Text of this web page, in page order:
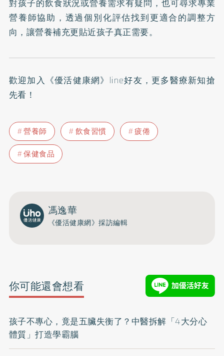
對孩子的飲食狀況或營養需求有疑問，也可尋求專業
營養師協助，透過個別化評估找到更適合的調整方
向，讓營養補充更貼近孩子真正需要。
歡迎加入 《優活健康網》line好友 ，更多醫療新知搶
先看！
營養師 飲食習慣
疲倦
保健食品
馮逸華
《優活健康網》採訪編輯
你可能還會想看
孩子不專心，竟是五臟失衡了？中醫拆解「4大分心
體質」打造學霸腦